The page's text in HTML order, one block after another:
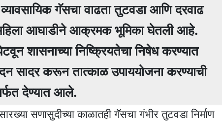
गॅसचा वाढता तुटवडा आणि दरवाढ
महिला आघाडीने आक्रमक भूमिका घेतली आहे.
शासनाच्या निष्क्रियतेचा निषेध करण्यात
सादर करून तात्काळ उपाययोजना करण्याची
देण्यात आले.
सणासुदीच्या काळातही गॅसचा गंभीर तुटवडा निर्माण